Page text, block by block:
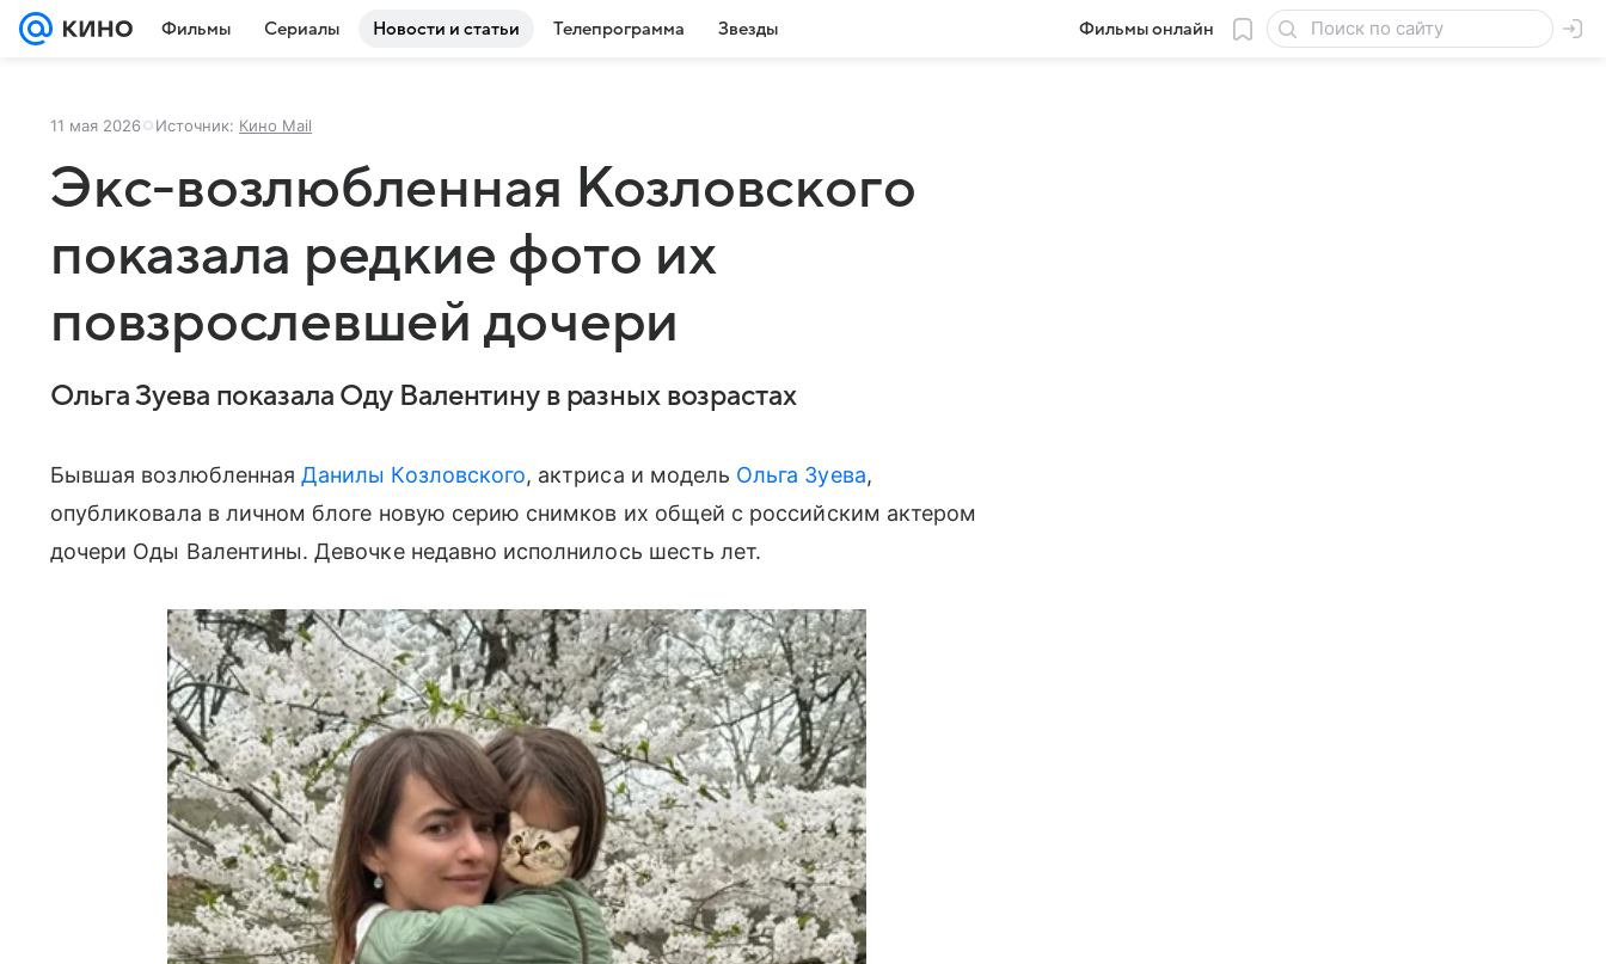
Фильмы Сериалы Новости и статьи Телепрограмма Звезды Фильмы онлайн
11 мая 2026 Источник: Кино Mail
Экс-возлюбленная Козловского
показала редкие фото их
повзрослевшей дочери
Ольга Зуева показала Оду Валентину в разных возрастах
Бывшая возлюбленнаяДанилы Козловского, актриса и модель Ольга Зуева,
опубликовала в личном блоге новую серию снимков их общей с российским актером
дочери Оды Валентины. Девочке недавно исполнилось шесть лет.